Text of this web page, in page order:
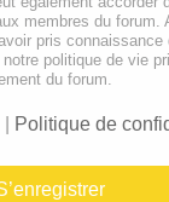
membres du forum.
pris connaissance
politique de vie
du forum.
Politique de